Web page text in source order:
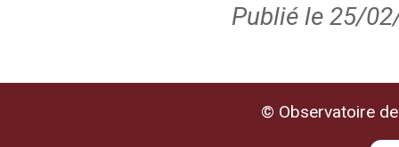
Publié le 25/
© Observatoire